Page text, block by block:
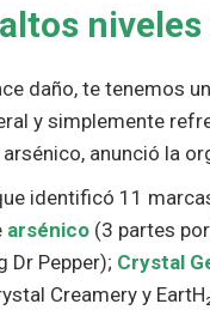
daño, te tenemos
y simplemente
anunció la
identificó 11
arsénico (3 partes
Dr Pepper); Crystal
Creamery y